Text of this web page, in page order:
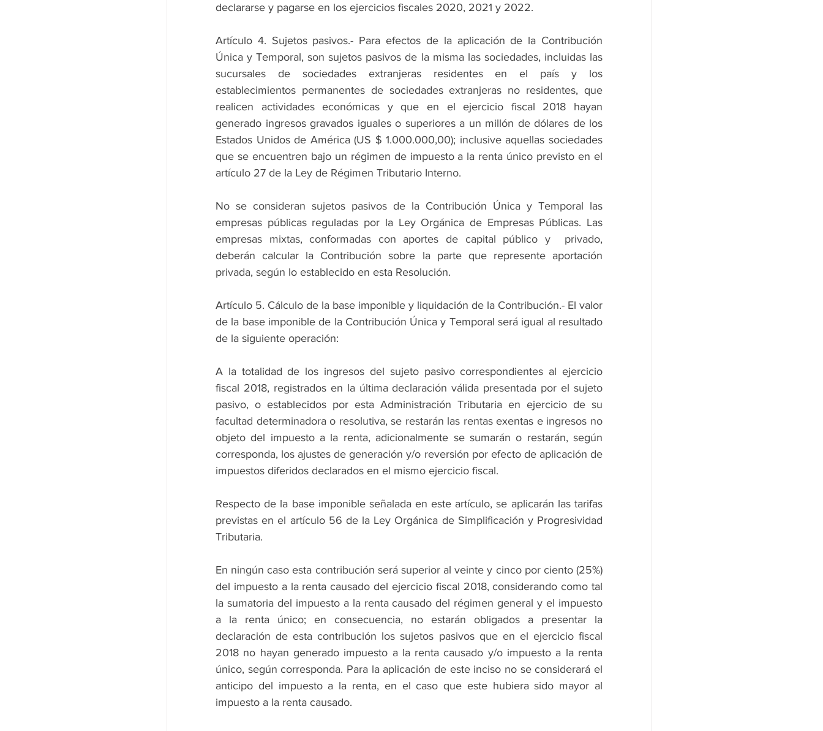
declararse y pagarse en los ejercicios fiscales 2020, 2021 y 2022.
Artículo 4. Sujetos pasivos.- Para efectos de la aplicación de la Contribución
Única y Temporal, son sujetos pasivos de la misma las sociedades, incluidas las
sucursales de sociedades extranjeras residentes en el país y los
establecimientos permanentes de sociedades extranjeras no residentes, que
realicen actividades económicas y que en el ejercicio fiscal 2018 hayan
generado ingresos gravados iguales o superiores a un millón de dólares de los
Estados Unidos de América (US $ 1.000.000,00); inclusive aquellas sociedades
que se encuentren bajo un régimen de impuesto a la renta único previsto en el
artículo 27 de la Ley de Régimen Tributario Interno.
No se consideran sujetos pasivos de la Contribución Única y Temporal las
empresas públicas reguladas por la Ley Orgánica de Empresas Públicas. Las
empresas mixtas, conformadas con aportes de capital público y  privado,
deberán calcular la Contribución sobre la parte que represente aportación
privada, según lo establecido en esta Resolución.
Artículo 5. Cálculo de la base imponible y liquidación de la Contribución.- El valor
de la base imponible de la Contribución Única y Temporal será igual al resultado
de la siguiente operación:
A la totalidad de los ingresos del sujeto pasivo correspondientes al ejercicio
fiscal 2018, registrados en la última declaración válida presentada por el sujeto
pasivo, o establecidos por esta Administración Tributaria en ejercicio de su
facultad determinadora o resolutiva, se restarán las rentas exentas e ingresos no
objeto del impuesto a la renta, adicionalmente se sumarán o restarán, según
corresponda, los ajustes de generación y/o reversión por efecto de aplicación de
impuestos diferidos declarados en el mismo ejercicio fiscal.
Respecto de la base imponible señalada en este artículo, se aplicarán las tarifas
previstas en el artículo 56 de la Ley Orgánica de Simplificación y Progresividad
Tributaria.
En ningún caso esta contribución será superior al veinte y cinco por ciento (25%)
del impuesto a la renta causado del ejercicio fiscal 2018, considerando como tal
la sumatoria del impuesto a la renta causado del régimen general y el impuesto
a la renta único; en consecuencia, no estarán obligados a presentar la
declaración de esta contribución los sujetos pasivos que en el ejercicio fiscal
2018 no hayan generado impuesto a la renta causado y/o impuesto a la renta
único, según corresponda. Para la aplicación de este inciso no se considerará el
anticipo del impuesto a la renta, en el caso que este hubiera sido mayor al
impuesto a la renta causado.